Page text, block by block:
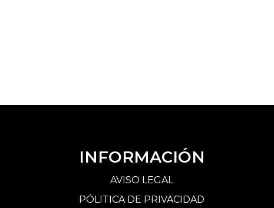
INFORMACIÓN
AVISO LEGAL
PÓLITICA DE PRIVACIDAD